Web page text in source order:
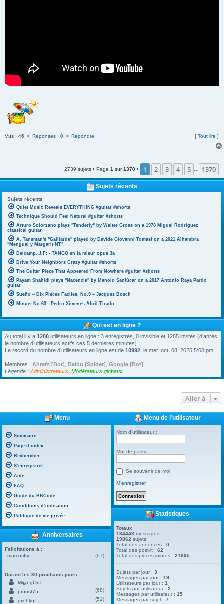
Vus : 46 • Réponses : 0 • Répondre [ Tout lire ]
2739 sujets • Page 1 sur1370 • 1 2 3 4 5 1370
Sujets récents
Sujets récents
Quiet Music Reveals EVERYTHING #guitar #shorts
Technique Should Feel Natural #guitar #shorts
Arturo Solorzano plays "Tenderly" by Walter Gross on a 1978 Miguel Rodriguez
classical guitar
A. Tansman's "Gaillarde" played by Davide Giovanni Tomasi on a 2021 Alhambra
"Mengual y Margarit NT"
Delcamp. J.F: - TANGO en la mieur opus 3a
Drive Your Neighbors Crazy #guitar #shorts
The Guitar Piece That Appeared From Nowhere #guitar #shorts
Payam Shahidi plays "Nacencia" by Manolo Sanlúcar on a 2017 Antonio Raya Pardo
guitar
Sueño – Dix Pièces Faciles, No.9 – Jacques Bosch
Minuet No.63 - Pedro Ximenes Abril Tirado
Qui est en ligne ?
Au total il y a 1288 utilisateurs en ligne : 3 enregistrés, 0 invisible et 1285 invités (d’après
le nombre d’utilisateurs actifs ces 5 dernières minutes)
Le record du nombre d’utilisateurs en ligne est de 10992 , le mer. oct. 08, 2025 5:08 pm
Membres : Ahrefs [Bot] Baidu [Spider] Google [Bot]
Légende : Administrateurs Modérateurs globaux
Aller à
Menu
Sommaire
Page d’index
Rechercher
S’enregistrer
Aide
FAQ
Guide du BBCode
Conditions d’utilisation
Politique de vie privée
Anniversaires
Félicitations à :
marcofifty
(67)
Durant les 30 prochains jours
M@ngOr€
proust75
(68)
grichkof
(51)
Menu de l’utilisateur
Nom d’utilisateur :
Mot de passe :
Se souvenir de moi
M’enregistrer
Statistiques
Totaux
134448 messages
19862 sujets
Total des annonces :0
Total des post-it :62
Total des pièces jointes :21995
Sujets par jour :3
Messages par jour :19
Utilisateurs par jour :1
Sujets par utilisateur :2
Messages par utilisateur :15
Messages par sujet :7